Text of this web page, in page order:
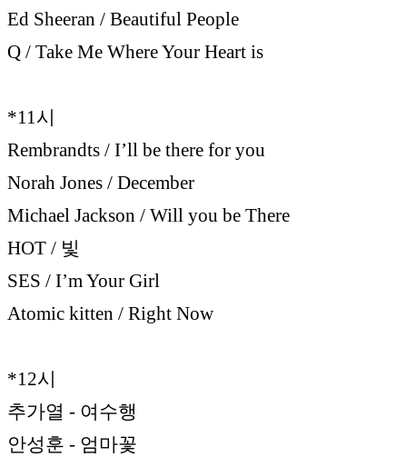
Ed Sheeran / Beautiful People
Q / Take Me Where Your Heart is
*11시
Rembrandts / I’ll be there for you
Norah Jones / December
Michael Jackson / Will you be There
HOT / 빛
SES / I’m Your Girl
Atomic kitten / Right Now
*12시
추가열 - 여수행
안성훈 - 엄마꽃